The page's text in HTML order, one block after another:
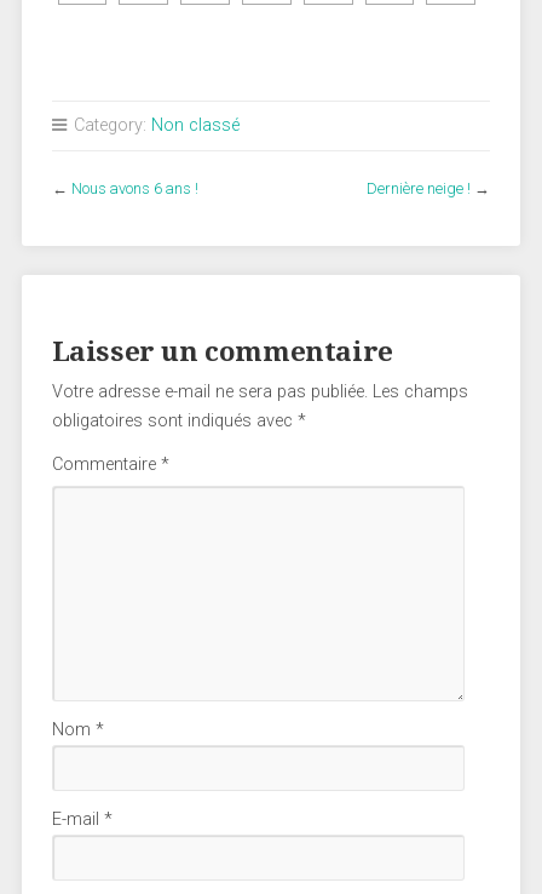
Category: Non classé
← Nous avons 6 ans ! Dernière neige ! →
Laisser un commentaire
Votre adresse e-mail ne sera pas publiée. Les champs
obligatoires sont indiqués avec *
Commentaire *
Nom *
E-mail *